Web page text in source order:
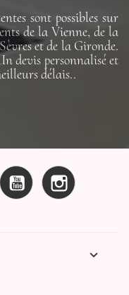
sont possibles sur
de la Vienne, de la
et de la Gironde.
devis personnalisé et
délais..
YouTube
